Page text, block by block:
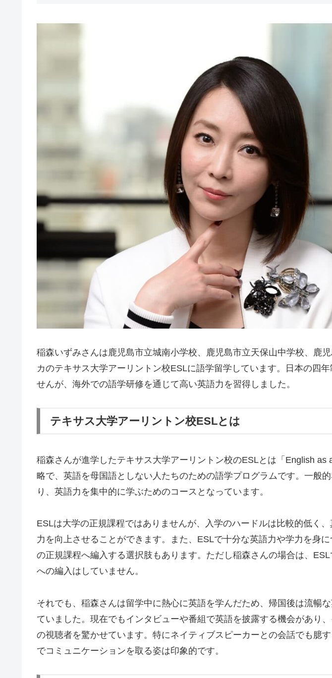
稲森いずみさんは鹿児島市立城南小学校、鹿児島市立天保山中学校、鹿
カのテキサス大学アーリントン校ESLに語学留学しています。日本の四
せんが、海外での語学研修を通じて高い英語力を習得しました。
テキサス大学アーリントン校ESLとは
稲森さんが進学したテキサス大学アーリントン校のESLとは「English as
略で、英語を母国語としない人たちのための語学プログラムです。一般
り、英語力を集中的に学ぶためのコースとなっています。
ESLは大学の正規課程ではありませんが、入学のハードルは比較的低く
力を向上させることができます。また、ESLで十分な英語力や学力を身
の正規課程へ編入する選択肢もあります。ただし稲森さんの場合は、
への編入はしていません。
それでも、稲森さんは留学中に熱心に英語を学んだため、帰国後は流暢
ていました。現在でもインタビューや番組で英語を披露する機会があり
の視聴者を驚かせています。特にネイティブスピーカーとの会話でも臆
でコミュニケーションを取る姿は印象的です。